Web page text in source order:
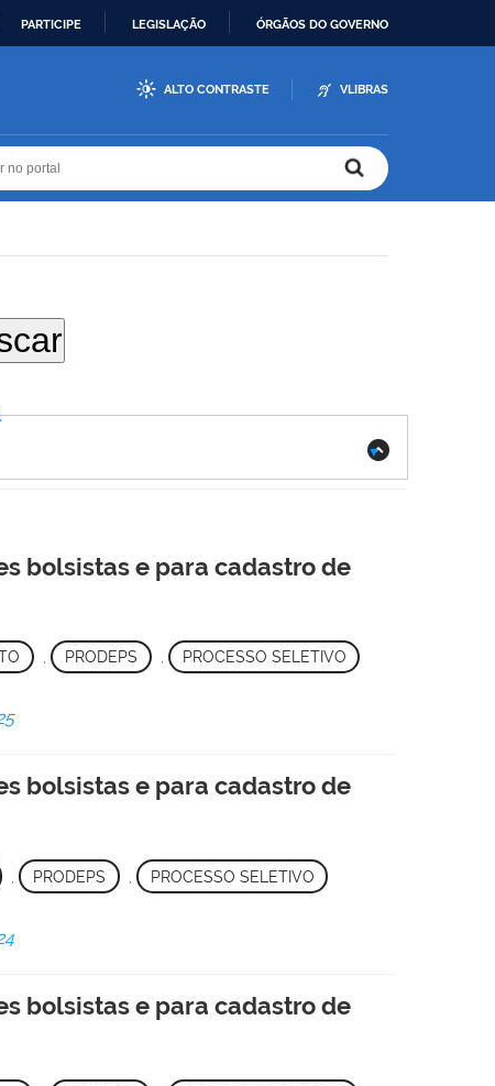
PARTICIPE LEGISLAÇÃO ÓRGÃOS DO GOVERNO
ALTO CONTRASTE VLIBRAS
bolsistas e para cadastro de
PRODEPS PROCESSO SELETIVO
bolsistas e para cadastro de
PRODEPS PROCESSO SELETIVO
bolsistas e para cadastro de